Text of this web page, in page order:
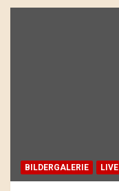
BILDERGALERIE LIVE